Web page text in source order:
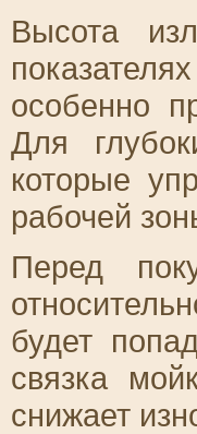
Высота
особенно
Для
которые
рабочей
Перед
будет
связка
снижает